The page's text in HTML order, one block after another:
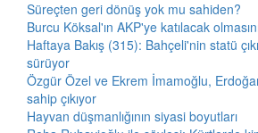
Süreçten geri dönüş yok mu sahiden?
Burcu Köksal'ın AKP'ye katılacak
Haftaya Bakış (315): Bahçeli'nin statü
sürüyor
Özgür Özel ve Ekrem İmamoğlu,
sahip çıkıyor
Hayvan düşmanlığının siyasi boyutları